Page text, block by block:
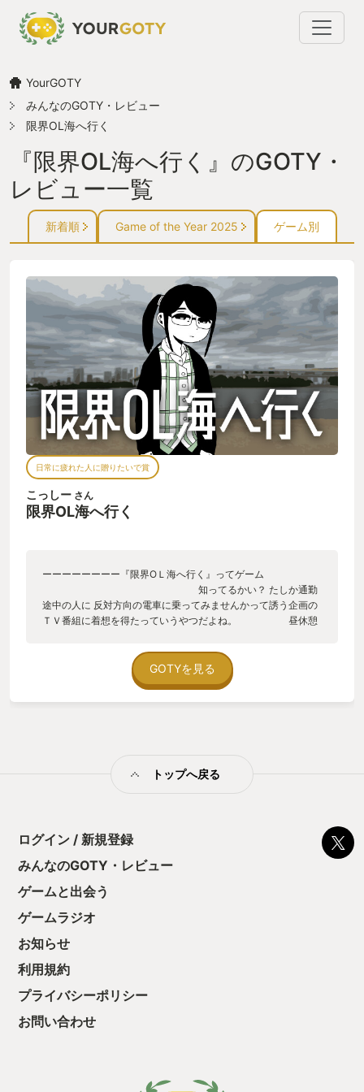
YourGOTY
みんなのGOTY・レビュー
限界OL海へ行く
『限界OL海へ行く』のGOTY・
レビュー一覧
新着順 Game of the Year 2025 ゲーム別
日常に疲れた人に贈りたいで賞
こっしー さん
限界OL海へ行く
ーーーーーーーー『限界ОＬ海へ行く』ってゲーム
知ってるかい？ たしか通勤
途中の人に 反対方向の電車に乗ってみませんかって誘う企画の
ＴＶ番組に着想を得たっていうやつだよね。 昼休憩
てだけの話なんだぜ。 途中で個性的な人物と出会いながら 「自
分の場所」を探し歩くんだよね。
そうです～。
本当に何もしなくていいにゃ～。 でも日常の
が登場するから 更に楽しめるかもしれないっす
よね。 BGMのピアノの音色も好きだな。
このゲームをプレイして
かくいう自分も
一度仕事を休んで反対方向の電車に
知らない駅で降りて
が空けば見掛けた飲食店にフラッと入り 海沿
いを歩いて磯の匂いを嗅いで その日のうちにまた電車に乗
って帰ったんだ。 その時はちゃんと有休取ったけ
どね。 そうなんだ… そんな感じで 自由気ままに散歩するような
なってみたらどうかな？ … 余談だけ
GOTYを見る
トップへ戻る
ログイン / 新規登録
みんなのGOTY・レビュー
ゲームと出会う
ゲームラジオ
お知らせ
利用規約
プライバシーポリシー
お問い合わせ